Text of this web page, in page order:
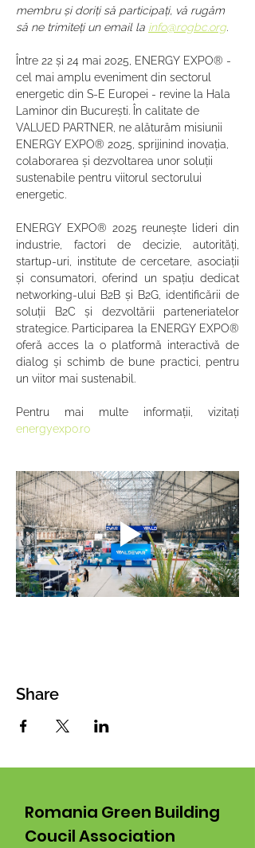
membru și doriți să participați, vă rugăm
să ne trimiteți un email la info@rogbc.org.
Între 22 și 24 mai 2025, ENERGY EXPO® -
cel mai amplu eveniment din sectorul
energetic din S-E Europei - revine la Hala
Laminor din București. În calitate de
VALUED PARTNER, ne alăturăm misiunii
ENERGY EXPO® 2025, sprijinind inovația,
colaborarea și dezvoltarea unor soluții
sustenabile pentru viitorul sectorului
energetic.
ENERGY EXPO® 2025 reunește lideri din
industrie, factori de decizie, autorități,
startup-uri, institute de cercetare, asociații
și consumatori, oferind un spațiu dedicat
networking-ului B2B și B2G, identificării de
soluții B2C și dezvoltării parteneriatelor
strategice. Participarea la ENERGY EXPO®
oferă acces la o platformă interactivă de
dialog și schimb de bune practici, pentru
un viitor mai sustenabil.
energyexpo.ro
Share
Romania Green Building
Coucil Association